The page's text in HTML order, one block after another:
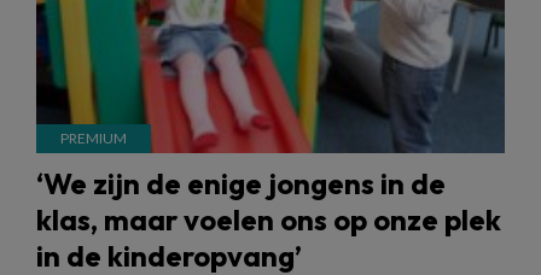
‘We zijn de enige jongens in de
klas, maar voelen ons op onze plek
in de kinderopvang’